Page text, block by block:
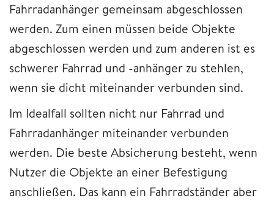
Fahrradanhänger gemeinsam abgeschlossen
werden. Zum einen müssen beide Objekte
abgeschlossen werden und zum anderen ist es
schwerer Fahrrad und -anhänger zu stehlen,
wenn sie dicht miteinander verbunden sind.
Im Idealfall sollten nicht nur Fahrrad und
Fahrradanhänger miteinander verbunden
werden. Die beste Absicherung besteht, wenn
Nutzer die Objekte an einer Befestigung
anschließen. Das kann ein Fahrradständer aber